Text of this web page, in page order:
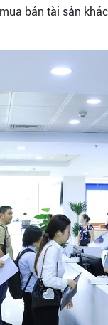
bán tài sản